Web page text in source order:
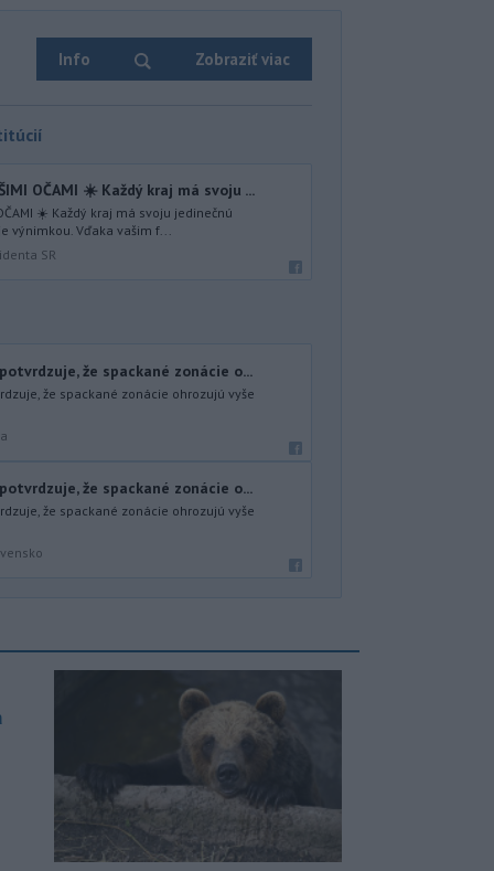
Info Zobraziť viac
OČAMI ☀️ Každý kraj má svoju ...
OČAMI ☀️ Každý kraj má svoju jedinečnú
výnimkou. Vďaka vašim f...
SR
že spackané zonácie o...
že spackané zonácie ohrozujú vyše
že spackané zonácie o...
že spackané zonácie ohrozujú vyše